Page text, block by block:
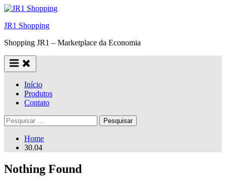
Skip
content
JR1 Shopping
Shopping JR1 – Marketplace da Economia
Início
Produtos
Contato
Pesquisar
por:
Home
30.04
Nothing Found